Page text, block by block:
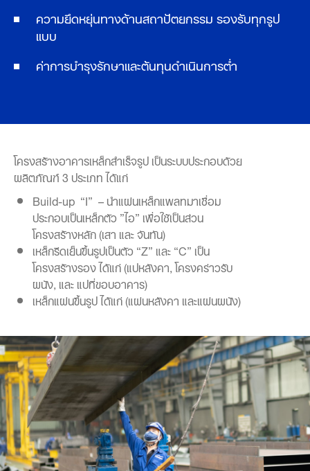
ความยึดหยุ่นทางด้านสถาปัตยกรรม รองรับทุกรูป
แบบ
ค่าการบำรุงรักษาและต้นทุนดำเนินการต่ำ
โครงสร้างอาคารเหล็กสำเร็จรูป เป็นระบบประกอบด้วย
ผลิตภัณฑ์ 3 ประเภท ได้แก่
Build-up “I” – นำแผ่นเหล็กแพลทมาเชื่อม
ประกอบเป็นเหล็กตัว ”ไอ” เพื่อใช้เป็นส่วน
โครงสร้างหลัก (เสา และ จันทัน)
เหล็กรีดเย็นขึ้นรูปเป็นตัว “Z” และ “C” เป็น
โครงสร้างรอง ได้แก่ (แปหลังคา, โครงคร่าวรับ
ผนัง, และ แปที่ขอบอาคาร)
เหล็กแผ่นขึ้นรูป ได้แก่ (แผ่นหลังคา และแผ่นผนัง)